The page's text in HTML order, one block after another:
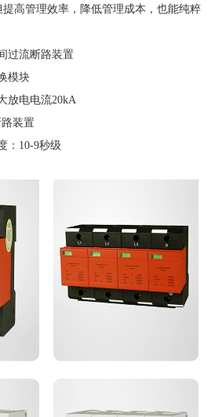
高管理效率，降低管理成本，也能纯粹
过流断路装置
模块
放电电流20kA
装置
： 10-9秒级